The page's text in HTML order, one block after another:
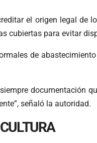
el origen legal de
cubiertas para evitar
de
documentación
señaló la autoridad.